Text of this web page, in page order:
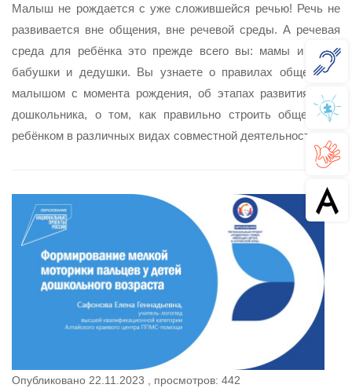
Малыш не рождается с уже сложившейся речью! Речь не
развивается вне общения, вне речевой среды. А речевая
среда для ребёнка это прежде всего вы: мамы и папы,
бабушки и дедушки. Вы узнаете о правилах общения с
малышом с момента рождения, об этапах развития речи
дошкольника, о том, как правильно строить общение с
ребёнком в различных видах совместной деятельности.
Опубликовано 22.11.2023 , просмотров: 442